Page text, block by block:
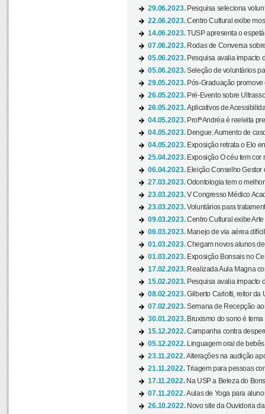
29.06.2023. Pesquisa seleciona
22.06.2023.Centro Cultural exibe
14.06.2023.TUSP apresenta o
07.06.2023. Rodas de Conversa
05.06.2023. Pesquisa avalia impacto
05.06.2023.Seleção de voluntários
29.05.2023. Pós-Graduação
26.05.2023. Pré-Evento sobre
26.05.2023.Aplicativos de
04.05.2023. Profª Andréa é reeleita
04.05.2023. Dengue: Aumento de
04.05.2023. Exposição retrata o Elo
25.04.2023. Exposição O céu tem cor
06.04.2023. Eleição Conselho Gestor
27.03.2023.Odontologia tem o
23.03.2023.V Congresso Médico
23.03.2023.Voluntários para
09.03.2023.Centro Cultural exibe
06.03.2023. Manejo de via aérea
01.03.2023.Chegam novos alunos
01.03.2023. Exposição Bonsais no
17.02.2023. Realizada Aula Magna
15.02.2023. Pesquisa avalia impacto
08.02.2023.Gilberto Carlotti, reitor da
07.02.2023.Semana de Recepção
30.01.2023. Bruxismo do sono é
15.12.2022.Campanha contra
05.12.2022.
Linguagem oral de
23.11.2022.Alterações na audição
21.11.2022.Triagem para pessoas
17.11.2022. Na USP a Beleza do
07.11.2022.Aulas de Yoga para
26.10.2022. Novo site da Ouvidoria